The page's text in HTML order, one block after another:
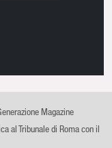
Magazine
al Tribunale di Roma con il